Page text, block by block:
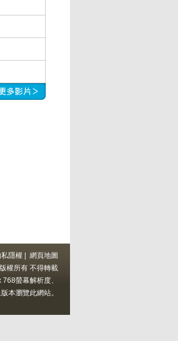
隱權
網頁地圖
權所有 不得轉載
螢幕解析度、
本瀏覽此網站。